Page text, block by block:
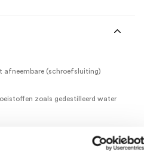
afneembare (schroefsluiting)
zoals gedestilleerd water